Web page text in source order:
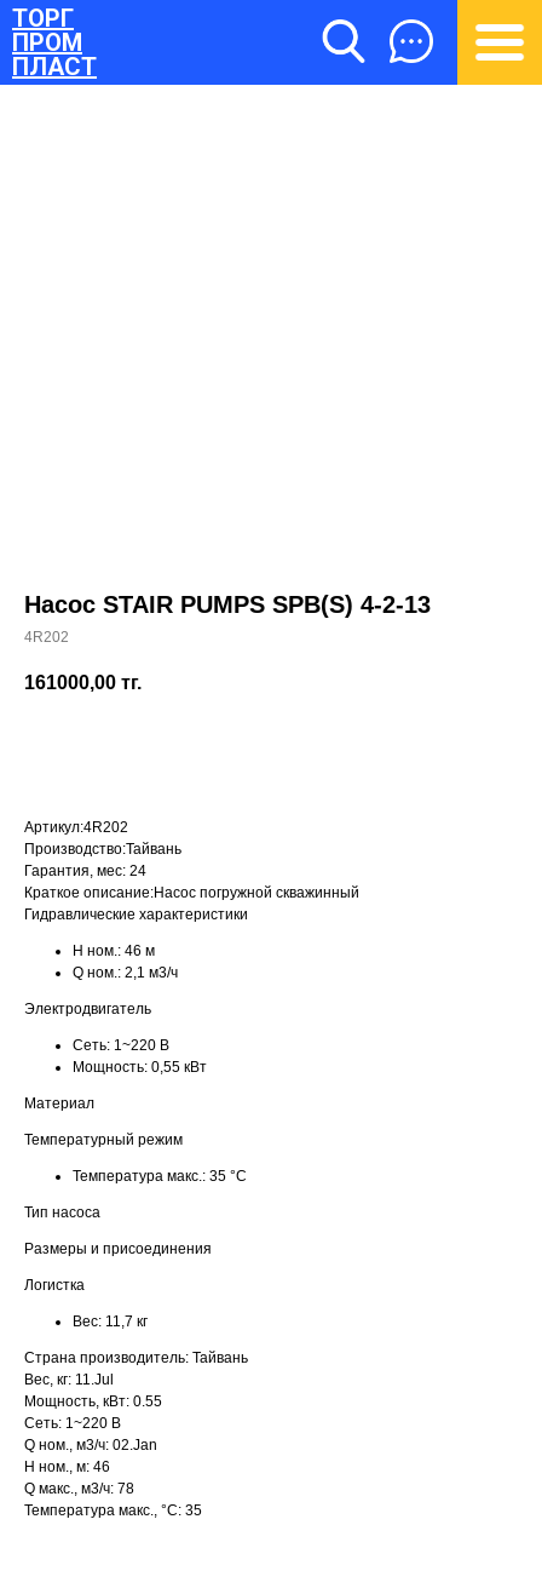
ТОРГ
ПРОМ
ПЛАСТ
(700) 730-70-73
Насос STAIR PUMPS SPB(S) 4-2-13
4R202
161000,00 тг.
Артикул:4R202
Производство:Тайвань
Гарантия, мес: 24
Краткое описание:Насос погружной скважинный
Гидравлические характеристики
H ном.: 46 м
Q ном.: 2,1 м3/ч
Электродвигатель
Сеть: 1~220 В
Мощность: 0,55 кВт
Материал
Температурный режим
Температура макс.: 35 °С
Тип насоса
Размеры и присоединения
Логистка
Вес: 11,7 кг
Страна производитель: Тайвань
Вес, кг: 11.Jul
Мощность, кВт: 0.55
Сеть: 1~220 В
Q ном., м3/ч: 02.Jan
H ном., м: 46
Q макс., м3/ч: 78
Температура макс., °С: 35